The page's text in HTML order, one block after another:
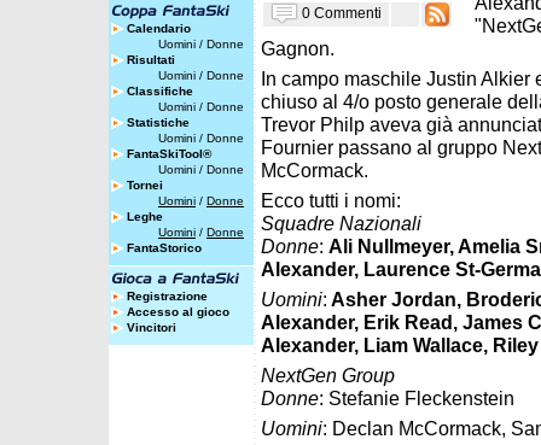
Calendario
Uomini / Donne
Risultati
Uomini / Donne
Classifiche
Uomini / Donne
Statistiche
Uomini / Donne
FantaSkiTool®
Uomini / Donne
Tornei
Uomini / Donne
Leghe
Uomini / Donne
FantaStorico
Registrazione
Accesso al gioco
Vincitori
0 Commenti
Gagnon.
In campo maschile Justin
chiuso al 4/o posto generale
Trevor Philp aveva già
Fournier passano al gruppo
McCormack.
Ecco tutti i nomi:
Squadre Nazionali
Donne: Ali Nullmeyer, Amelia
Alexander, Laurence St-
Uomini: Asher Jordan,
Alexander, Erik Read, James
Alexander, Liam Wallace,
NextGen Group
Donne: Stefanie Fleckenstein
Uomini: Declan McCormack,